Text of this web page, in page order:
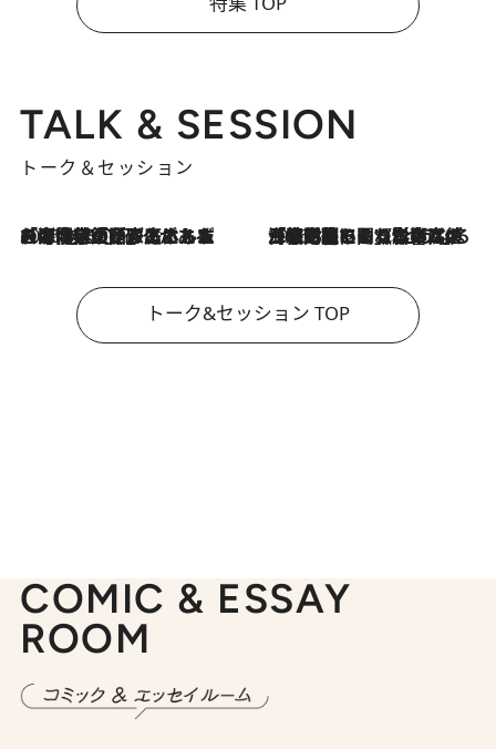
TALK & SESSION
トーク＆セッション
2026.8.3
「今後値上げがあるとすれば…」「リスクがあるのは今年の冬」エネルギー専門家が語る、ホルムズ海峡封鎖が家庭にもたらす“ある心配” 2026.8.3
「住宅建てられない…」「サーチャージ料の高値が続いている」ホルムズ海峡封鎖による影響はいつまで続く？《エネルギー専門家に聞く“どうなる日本の暮らし”》
トーク&セッション TOP
COMIC & ESSAY
ROOM